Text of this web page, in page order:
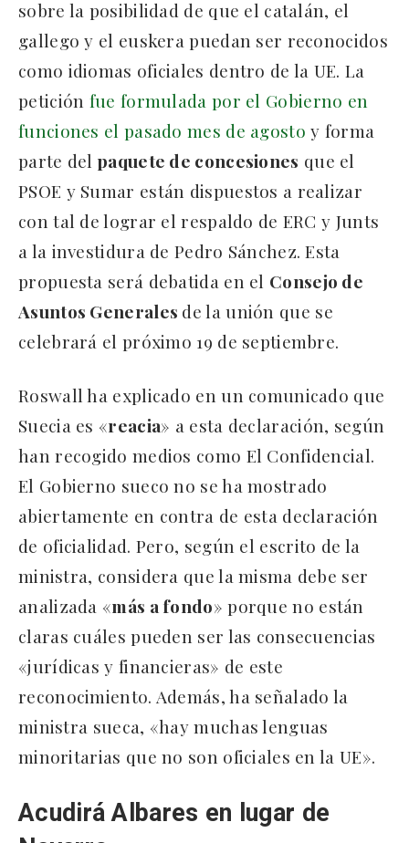
sobre la posibilidad de que el catalán, el
gallego y el euskera puedan ser reconocidos
como idiomas oficiales dentro de la UE. La
petición fue formulada por el Gobierno en
funciones el pasado mes de agosto y forma
parte del paquete de concesiones que el
PSOE y Sumar están dispuestos a realizar
con tal de lograr el respaldo de ERC y Junts
a la investidura de Pedro Sánchez. Esta
propuesta será debatida en el Consejo de
Asuntos Generales de la unión que se
celebrará el próximo 19 de septiembre.
Roswall ha explicado en un comunicado que
Suecia es «reacia» a esta declaración, según
han recogido medios como El Confidencial.
El Gobierno sueco no se ha mostrado
abiertamente en contra de esta declaración
de oficialidad. Pero, según el escrito de la
ministra, considera que la misma debe ser
analizada «más a fondo» porque no están
claras cuáles pueden ser las consecuencias
«jurídicas y financieras» de este
reconocimiento. Además, ha señalado la
ministra sueca, «hay muchas lenguas
minoritarias que no son oficiales en la UE».
Acudirá Albares en lugar de